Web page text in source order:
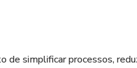
simplificar processos,